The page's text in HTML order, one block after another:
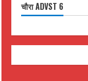
चौरा ADVST 6